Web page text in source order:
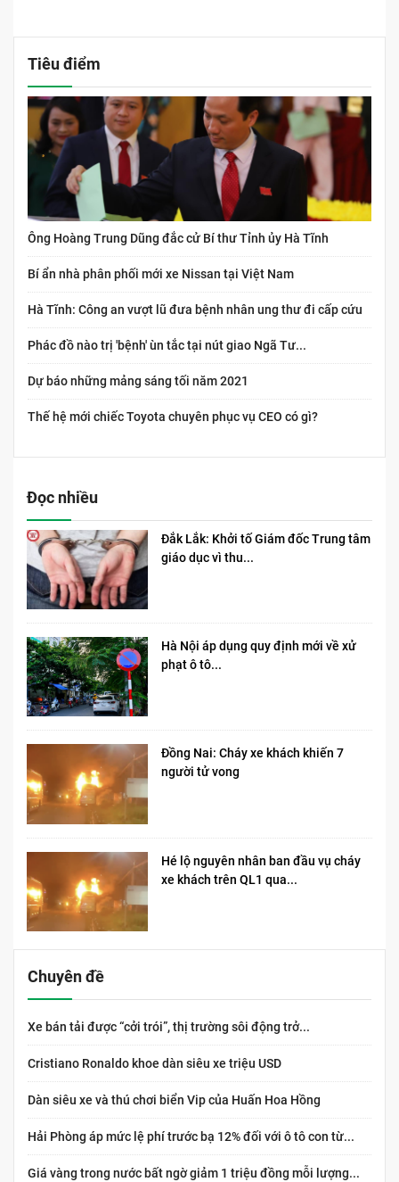
Tiêu điểm
Ông Hoàng Trung Dũng đắc cử Bí thư Tỉnh ủy Hà Tĩnh
Bí ẩn nhà phân phối mới xe Nissan tại Việt Nam
Hà Tĩnh: Công an vượt lũ đưa bệnh nhân ung thư đi cấp cứu
Phác đồ nào trị 'bệnh' ùn tắc tại nút giao Ngã Tư...
Dự báo những mảng sáng tối năm 2021
Thế hệ mới chiếc Toyota chuyên phục vụ CEO có gì?
Đọc nhiều
Đắk Lắk: Khởi tố Giám đốc Trung tâm
giáo dục vì thu...
Hà Nội áp dụng quy định mới về xử
phạt ô tô...
Đồng Nai: Cháy xe khách khiến 7
người tử vong​
Hé lộ nguyên nhân ban đầu vụ cháy
xe khách trên QL1 qua...
Chuyên đề
Xe bán tải được “cởi trói”, thị trường sôi động trở...
Cristiano Ronaldo khoe dàn siêu xe triệu USD
Dàn siêu xe và thú chơi biển Vip của Huấn Hoa Hồng
Hải Phòng áp mức lệ phí trước bạ 12% đối với ô tô con từ...
Giá vàng trong nước bất ngờ giảm 1 triệu đồng mỗi lượng...